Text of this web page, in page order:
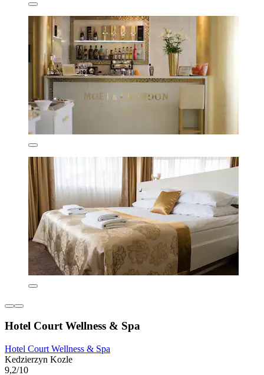
Hotel Court Wellness & Spa
Hotel Court Wellness & Spa
Kedzierzyn Kozle
9,2/10